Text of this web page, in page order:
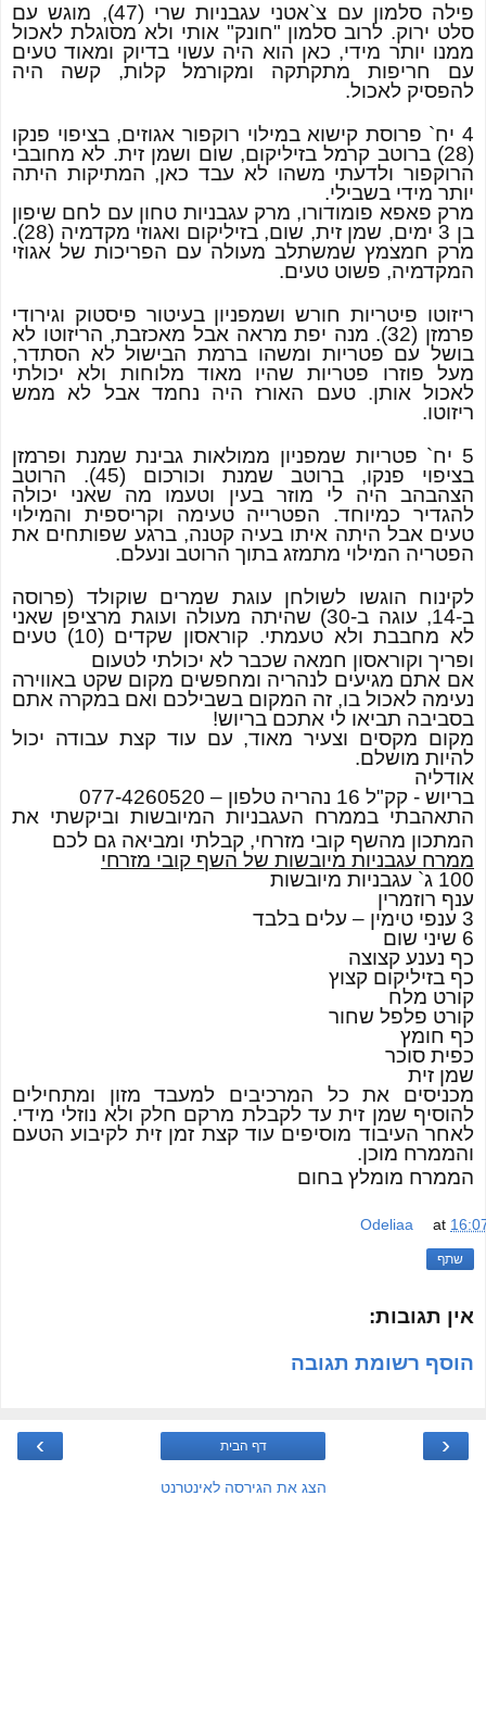
פילה סלמון עם צ`אטני עגבניות שרי (47), מוגש עם
סלט ירוק. לרוב סלמון "חונק" אותי ולא מסוגלת לאכול
ממנו יותר מידי, כאן הוא היה עשוי בדיוק ומאוד טעים
עם חריפות מתקתקה ומקורמל קלות, קשה היה
להפסיק לאכול.
4 יח` פרוסת קישוא במילוי רוקפור אגוזים, בציפוי פנקו
(28) ברוטב קרמל בזיליקום, שום ושמן זית. לא מחובבי
הרוקפור ולדעתי משהו לא עבד כאן, המתיקות היתה
יותר מידי בשבילי.
מרק פאפא פומודורו, מרק עגבניות טחון עם לחם שיפון
בן 3 ימים, שמן זית, שום, בזיליקום ואגוזי מקדמיה (28).
מרק חמצמץ שמשתלב מעולה עם הפריכות של אגוזי
המקדמיה, פשוט טעים.
ריזוטו פיטריות חורש ושמפניון בעיטור פיסטוק וגירודי
פרמזן (32). מנה יפת מראה אבל מאכזבת, הריזוטו לא
בושל עם פטריות ומשהו ברמת הבישול לא הסתדר,
מעל פוזרו פטריות שהיו מאוד מלוחות ולא יכולתי
לאכול אותן. טעם האורז היה נחמד אבל לא ממש
ריזוטו.
5 יח` פטריות שמפניון ממולאות גבינת שמנת ופרמזן
בציפוי פנקו, ברוטב שמנת וכורכום (45). הרוטב
הצהבהב היה לי מוזר בעין וטעמו מה שאני יכולה
להגדיר כמיוחד. הפטרייה טעימה וקריספית והמילוי
טעים אבל היתה איתו בעיה קטנה, ברגע שפותחים את
הפטריה המילוי מתמזג בתוך הרוטב ונעלם.
לקינוח הוגשו לשולחן עוגת שמרים שוקולד (פרוסה
ב-14, עוגה ב-30) שהיתה מעולה ועוגת מרציפן שאני
לא מחבבת ולא טעמתי. קוראסון שקדים (10) טעים
ופריך וקוראסון חמאה שכבר לא יכולתי לטעום
אם אתם מגיעים לנהריה ומחפשים מקום שקט באווירה
נעימה לאכול בו, זה המקום בשבילכם ואם במקרה אתם
בסביבה תביאו לי אתכם בריוש!
מקום מקסים וצעיר מאוד, עם עוד קצת עבודה יכול
להיות מושלם.
אודליה
בריוש - קק"ל 16 נהריה טלפון – 077-4260520
התאהבתי בממרח העגבניות המיובשות וביקשתי את
המתכון מהשף קובי מזרחי, קבלתי ומביאה גם לכם
ממרח עגבניות מיובשות של השף קובי מזרחי
100 ג` עגבניות מיובשות
ענף רוזמרין
3 ענפי טימין – עלים בלבד
6 שיני שום
כף נענע קצוצה
כף בזיליקום קצוץ
קורט מלח
קורט פלפל שחור
כף חומץ
כפית סוכר
שמן זית
מכניסים את כל המרכיבים למעבד מזון ומתחילים
להוסיף שמן זית עד לקבלת מרקם חלק ולא נוזלי מידי.
לאחר העיבוד מוסיפים עוד קצת זמן זית לקיבוע הטעם
והממרח מוכן.
הממרח מומלץ בחום
Odeliaa at
שתף
אין תגובות:
הוסף רשומת תגובה
‹
› דף הבית
הצג את הגירסה לאינטרנט